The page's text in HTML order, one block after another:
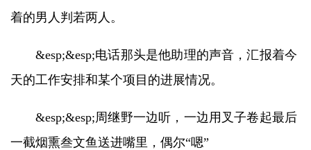
着的男人判若两人。
&esp;&esp;电话那头是他助理的声音，汇报着今
天的工作安排和某个项目的进展情况。
&esp;&esp;周继野一边听，一边用叉子卷起最后
一截烟熏叁文鱼送进嘴里，偶尔“嗯”